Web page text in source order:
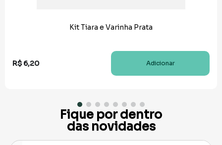
Kit Tiara e Varinha Prata
R$ 6,20 Adicionar
Fique por dentro
das novidades